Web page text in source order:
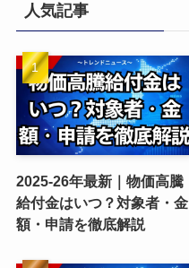
人気記事
2025-26年最新｜物価高騰
給付金はいつ？対象者・金
額・申請を徹底解説